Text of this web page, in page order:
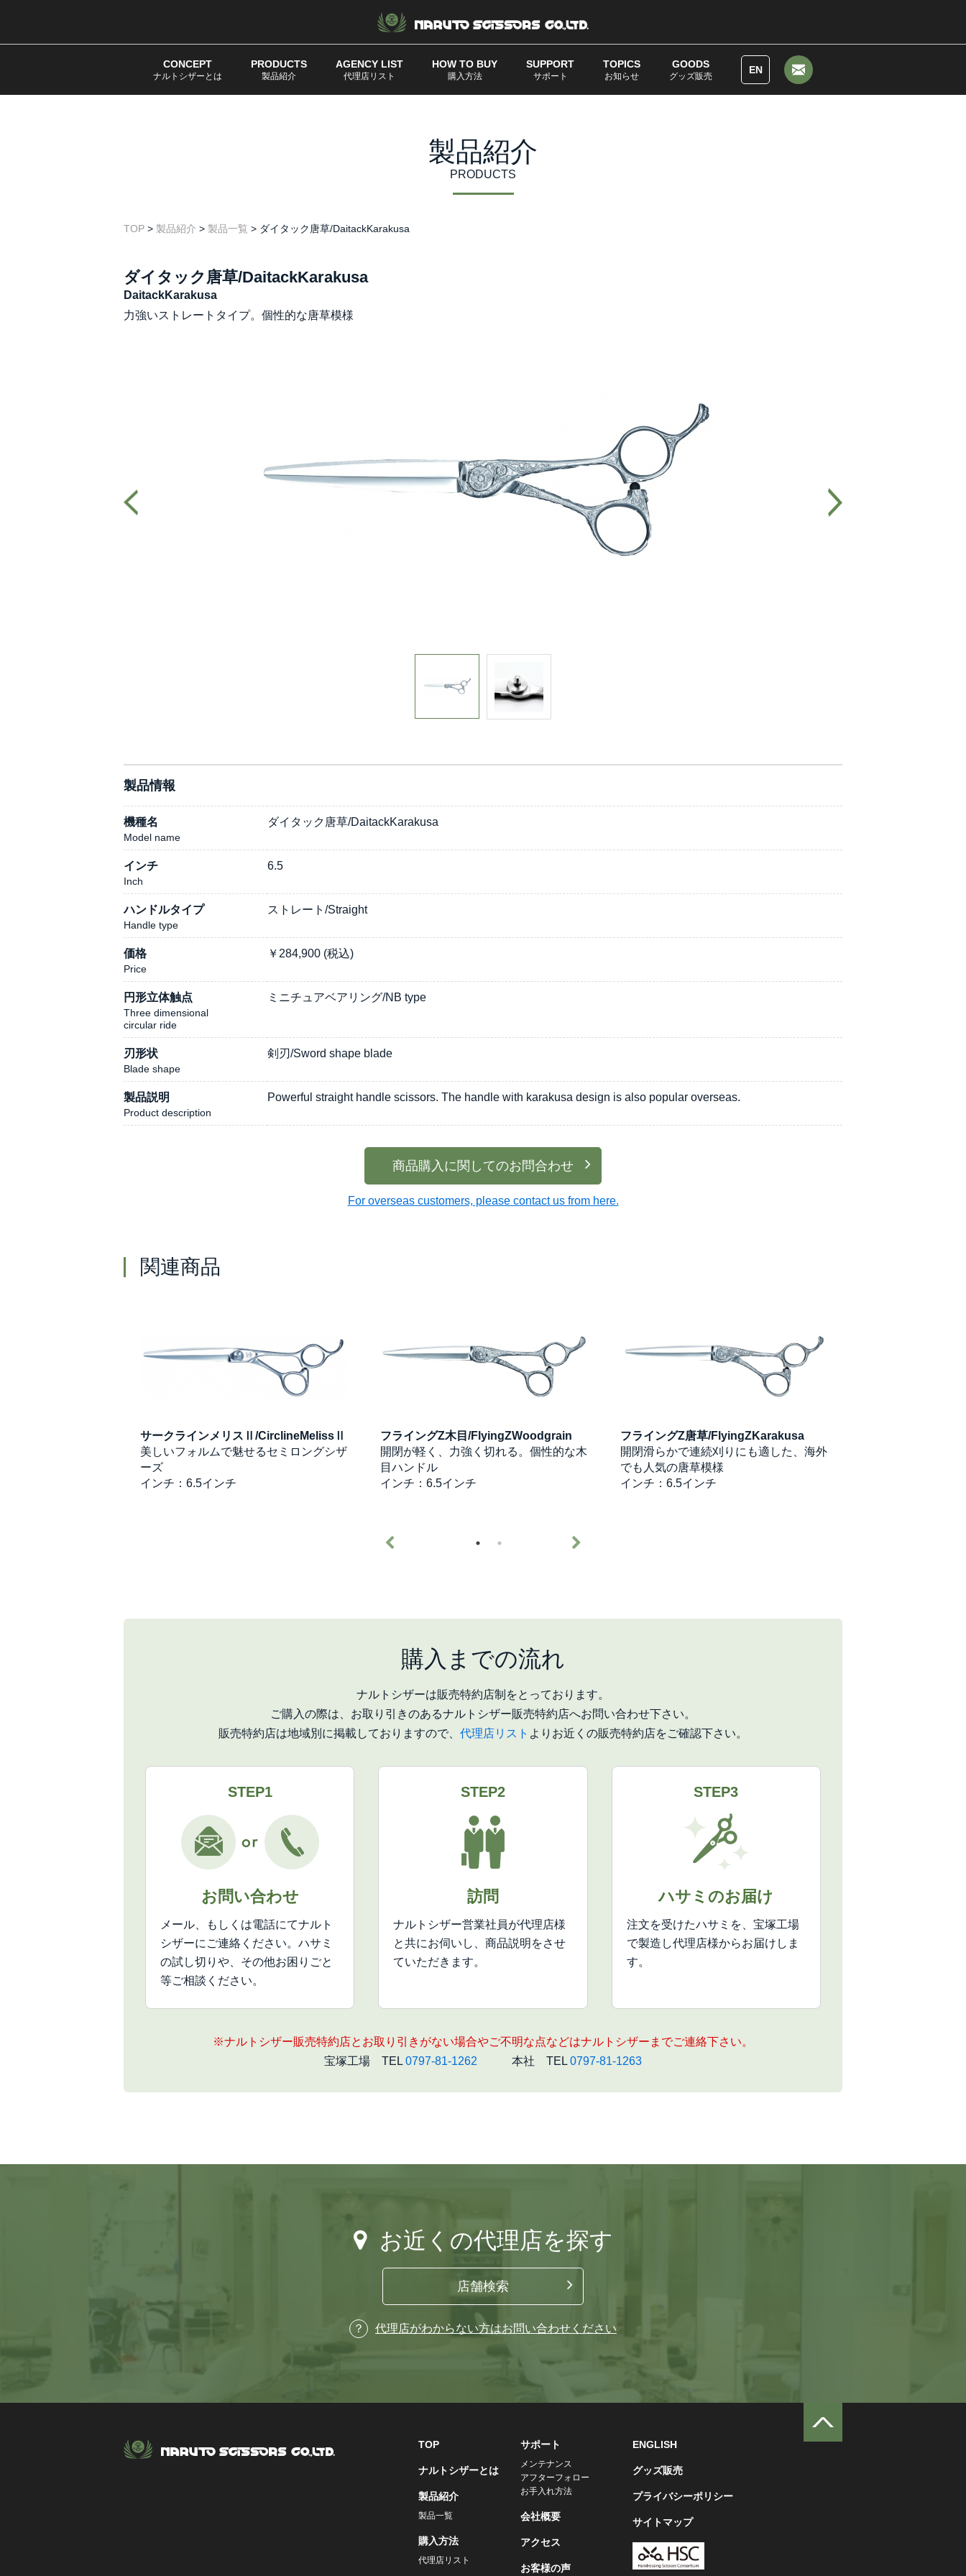
CONCEPT
ナルトシザーとは
PRODUCTS
製品紹介
AGENCY LIST
代理店リスト
HOW TO BUY
購入方法
SUPPORT
サポート
TOPICS
お知らせ
GOODS
グッズ販売
EN
製品紹介
PRODUCTS
TOP > 製品紹介 > 製品一覧 > ダイタック唐草/DaitackKarakusa
ダイタック唐草/DaitackKarakusa
DaitackKarakusa
力強いストレートタイプ。個性的な唐草模様
製品情報
機種名
Model name
ダイタック唐草/DaitackKarakusa
インチ
Inch
6.5
ハンドルタイプ
Handle type
ストレート/Straight
価格
Price
￥ 284,900 (税込)
円形立体触点
Three dimensional
circular ride
ミニチュアベアリング/NB type
刃形状
Blade shape
剣刃/Sword shape blade
製品説明
Product description
Powerful straight handle scissors. The handle with karakusa design is also popular overseas.
商品購入に関してのお問合わせ
For overseas customers, please contact us from here.
関連商品
サークラインメリスⅡ/CirclineMelissⅡ
美しいフォルムで魅せるセミロングシザ
ーズ
インチ：6.5インチ
フライングZ木目/FlyingZWoodgrain
開閉が軽く、力強く切れる。個性的な木
目ハンドル
インチ：6.5インチ
フライングZ唐草/FlyingZKarakusa
開閉滑らかで連続刈りにも適した、海外
でも人気の唐草模様
インチ：6.5インチ
購入までの流れ
ナルトシザーは販売特約店制をとっております。
ご購入の際は、お取り引きのあるナルトシザー販売特約店へお問い合わせ下さい。
販売特約店は地域別に掲載しておりますので、 代理店リスト よりお近くの販売特約店をご確認下さい。
STEP1
お問い合わせ
メール、もしくは電話にてナルト
シザーにご連絡ください。ハサミ
の試し切りや、その他お困りごと
等ご相談ください。
STEP2
訪問
ナルトシザー営業社員が代理店様
と共にお伺いし、商品説明をさせ
ていただきます。
STEP3
ハサミのお届け
注文を受けたハサミを、宝塚工場
で製造し代理店様からお届けしま
す。
※ナルトシザー販売特約店とお取り引きがない場合やご不明な点などはナルトシザーまでご連絡下さい。
宝塚工場 TEL 0797-81-1262 本社 TEL 0797-81-1263
お近くの代理店を探す
店舗検索
代理店がわからない方はお問い合わせください
TOP
ナルトシザーとは
製品紹介
製品一覧
購入方法
代理店リスト
サポート
メンテナンス
アフターフォロー
お手入れ方法
会社概要
アクセス
お客様の声
ENGLISH
グッズ販売
プライバシーポリシー
サイトマップ